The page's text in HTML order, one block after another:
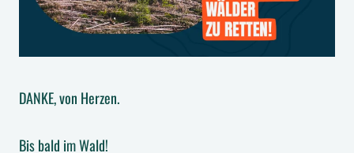
DANKE, von Herzen.
Bis bald im Wald!